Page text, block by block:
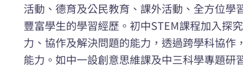
活動、德育及公民教育、課外活動、全方位學
豐富學生的學習經歷。初中STEM課程加入探
力、協作及解決問題的能力，透過跨學科協作
能力。如中一設創意思維課及中三科學專題研